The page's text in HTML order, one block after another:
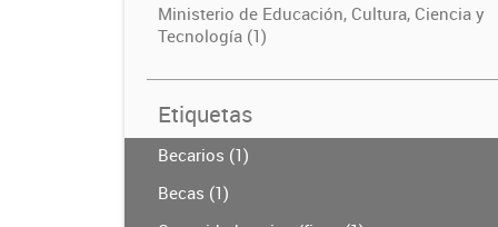
Ministerio de Educación, Cultura, Ciencia y
Tecnología (1)
Etiquetas
Becarios (1)
Becas (1)